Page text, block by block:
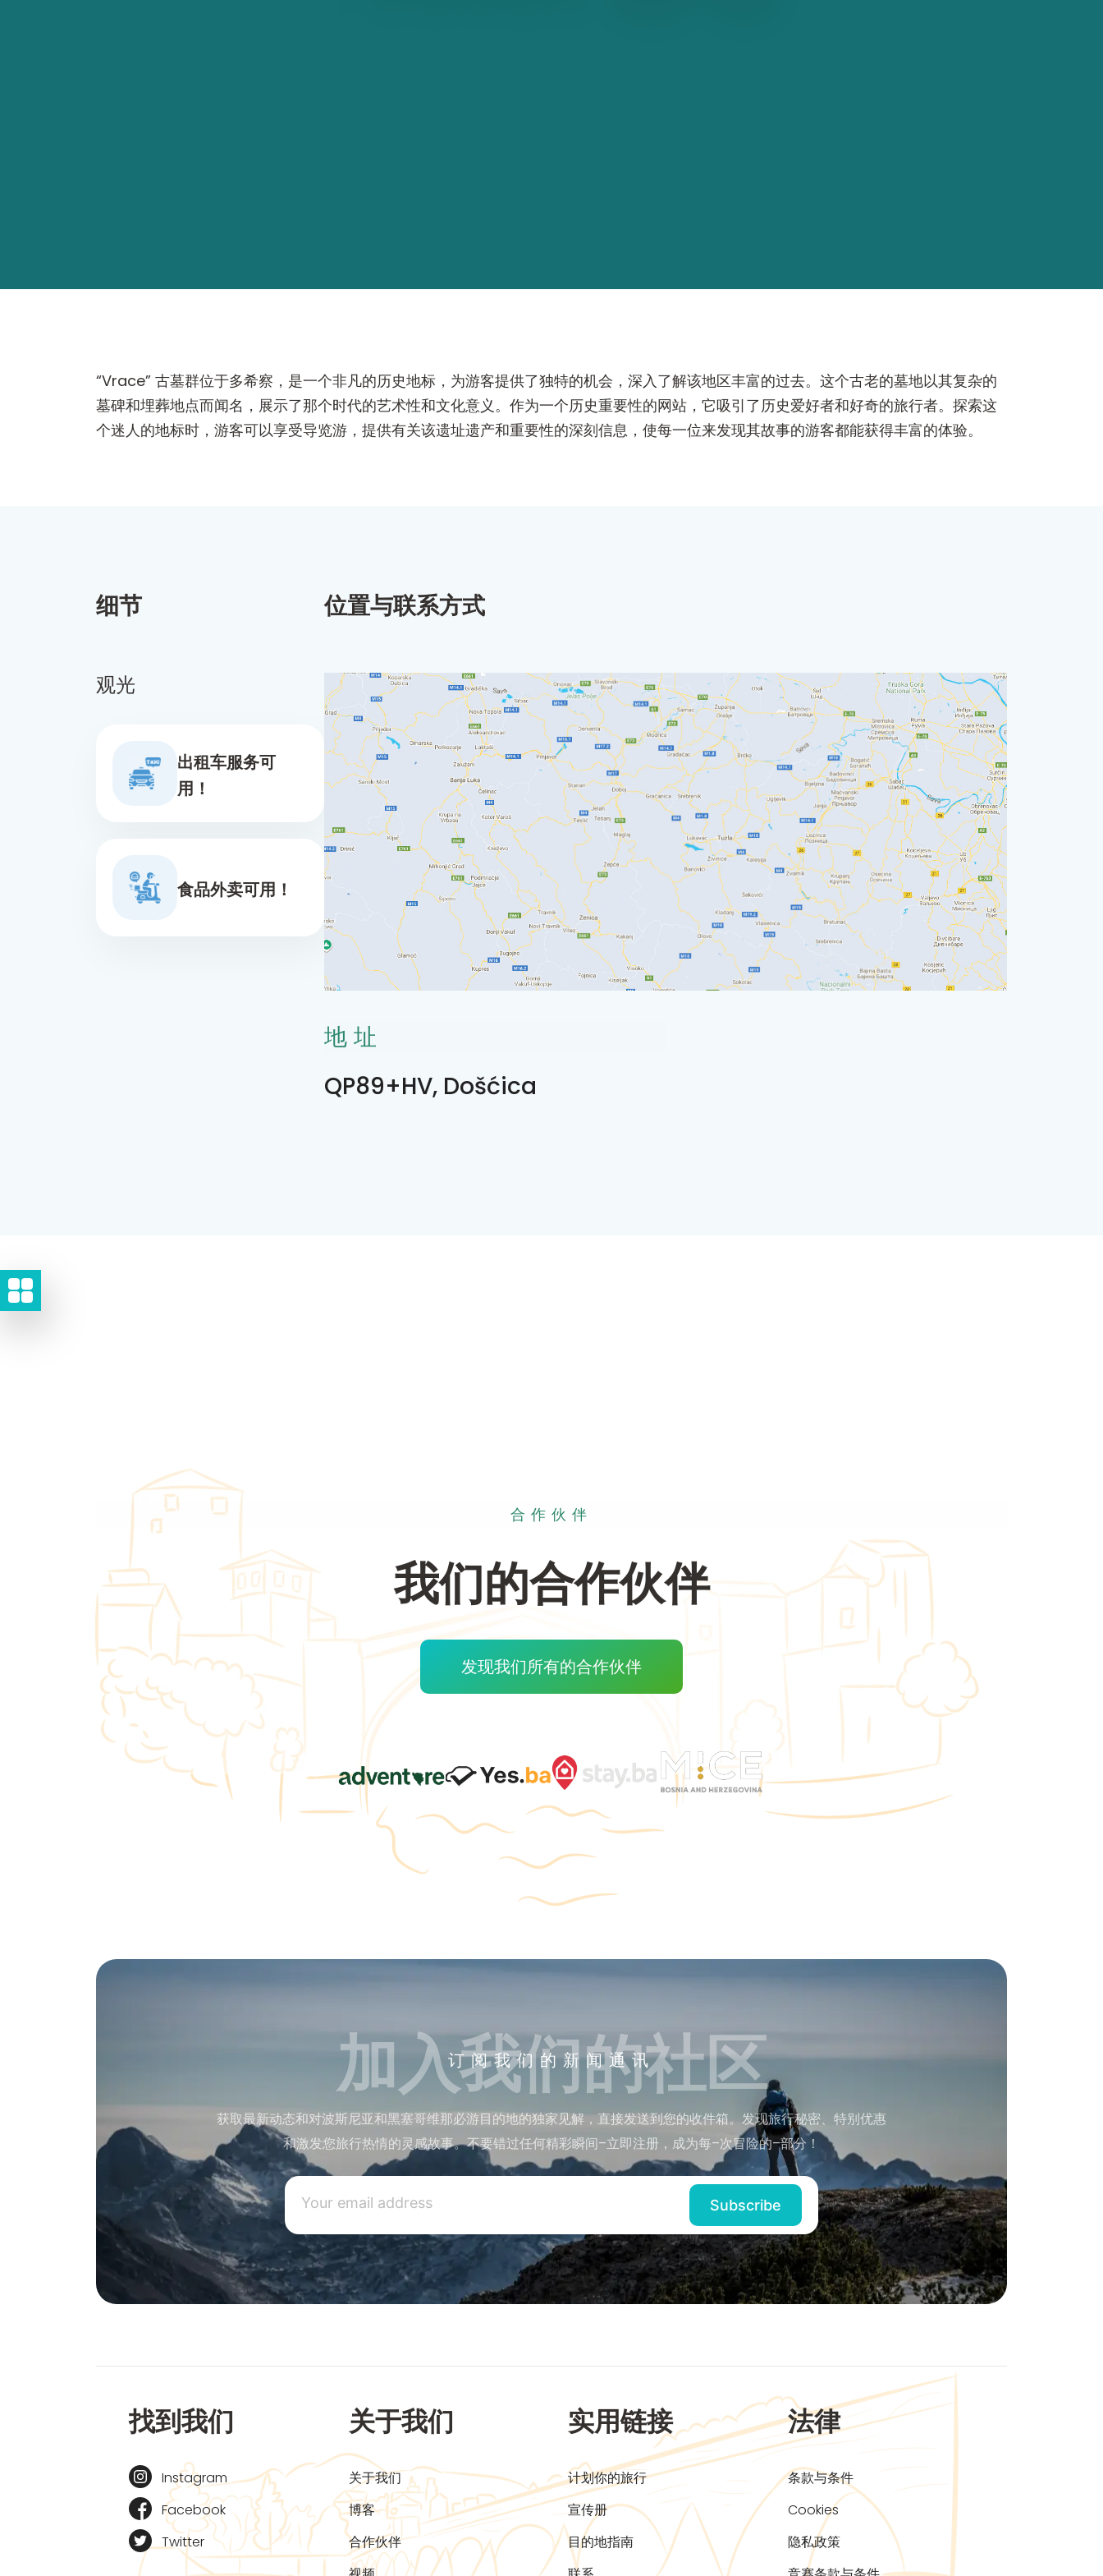
“Vrace” 古墓群位于多希察，是一个非凡的历史地标，为游客提供了独特的机会，深入了解该地区丰富的过去。这个古老的墓地以其复杂的
墓碑和埋葬地点而闻名，展示了那个时代的艺术性和文化意义。作为一个历史重要性的网站，它吸引了历史爱好者和好奇的旅行者。探索这
个迷人的地标时，游客可以享受导览游，提供有关该遗址遗产和重要性的深刻信息，使每一位来发现其故事的游客都能获得丰富的体验。
细节
观光
出租车服务可
用！
食品外卖可用！
位置与联系方式
地址
QP89+HV, Došćica
合作伙伴
我们的合作伙伴
发现我们所有的合作伙伴
订阅我们的新闻通讯
加入我们的社区
获取最新动态和对波斯尼亚和黑塞哥维那必游目的地的独家见解，直接发送到您的收件箱。发现旅行秘密、特别优惠
和激发您旅行热情的灵感故事。不要错过任何精彩瞬间–立即注册，成为每–次冒险的–部分！
找到我们
Instagram
Facebook
Twitter
关于我们
关于我们
博客
合作伙伴
实用链接
计划你的旅行
宣传册
目的地指南
法律
条款与条件
Cookies
隐私政策